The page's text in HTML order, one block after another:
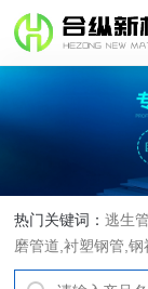
热门关键词：逃生
磨管道,衬塑钢管,